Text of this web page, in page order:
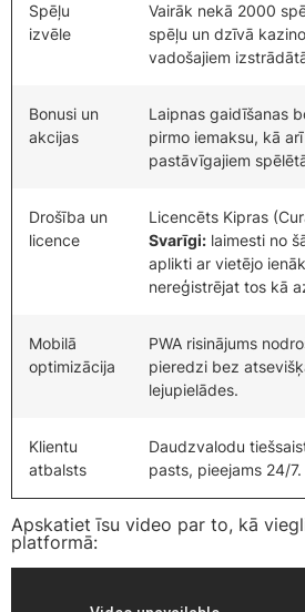
Spēļu
izvēle
Vairāk nekā 2000
spēļu un dzīvā
vadošajiem
Bonusi un
akcijas
Laipnas gaidīšanas
pirmo iemaksu, kā
pastāvīgajiem
Drošība un
licence
Licencēts Kipras
Svarīgi: laimesti no
aplikti ar vietējo
nereģistrējat tos kā
Mobilā
optimizācija
PWA risinājums
pieredzi bez
lejupielādes.
Klientu
atbalsts
Daudzvalodu
pasts, pieejams 24/7.
Apskatiet īsu video par to, kā
platformā: